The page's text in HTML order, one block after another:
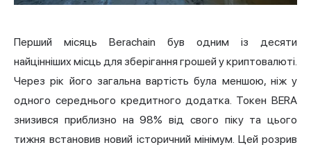
Перший місяць Berachain був одним із десяти
найцінніших місць для зберігання грошей у криптовалюті.
Через рік його загальна вартість була меншою, ніж у
одного середнього кредитного додатка. Токен BERA
знизився приблизно на 98% від свого піку та цього
тижня встановив новий історичний мінімум. Цей розрив